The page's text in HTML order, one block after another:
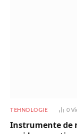
TEHNOLOGIE 0
Instrumente de